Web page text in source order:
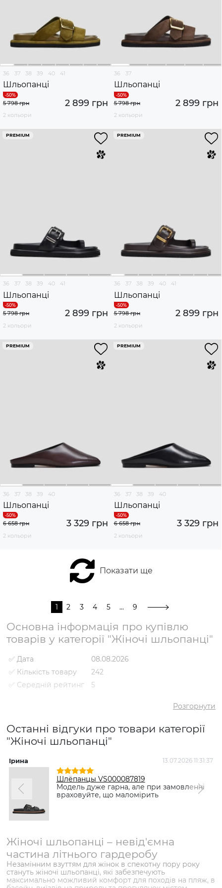
36 37 38 39 40 41
Шльопанці
2 899 грн
5 798 грн
2 кольори
36 37
Шльопанці
2 899 грн
5 798 грн
2 кольори
PREMIUM
36 37 38 39 40 41
Шльопанці
2 899 грн
5 798 грн
2 кольори
PREMIUM
36 37 38 39 40 41
Шльопанці
2 899 грн
5 798 грн
2 кольори
PREMIUM
36 37 38 39 40
Шльопанці
3 329 грн
6 658 грн
2 кольори
PREMIUM
36 37 38 39 40
Шльопанці
3 329 грн
6 658 грн
2 кольори
Показати ще
1 2 3 4 5 ... 9
Основна інформація про купівлю
товарів у категорії "Жіночі шльопанці"
✅ Дата
08.08.2026
✅ Кількість товару
242
✅ Середній рейтинг
5
✅ Найдорожчий
товар
3329 грн
товар
Розгорнути
Останні відгуки про товари категорії
"Жіночі шльопанці"
Ірина 13.07.2026 11:31:37
Шлёпанцы VS000087819
Модель дуже гарна, але при замовленні
враховуйте, що маломірить
Жіночі шльопанці – невід'ємна
частина літнього гардеробу
Незамінним взуттям для жінок в спекотну пору року
стануть жіночі шльопанці, які забезпечують
максимально можливий комфорт для походів на пляж, в